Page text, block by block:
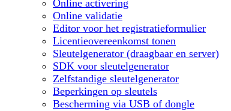
Online activering
Online validatie
Editor voor het registratieformulier
Licentieovereenkomst tonen
Sleutelgenerator (draagbaar en server)
SDK voor sleutelgenerator
Zelfstandige sleutelgenerator
Beperkingen op sleutels
Bescherming via USB of dongle